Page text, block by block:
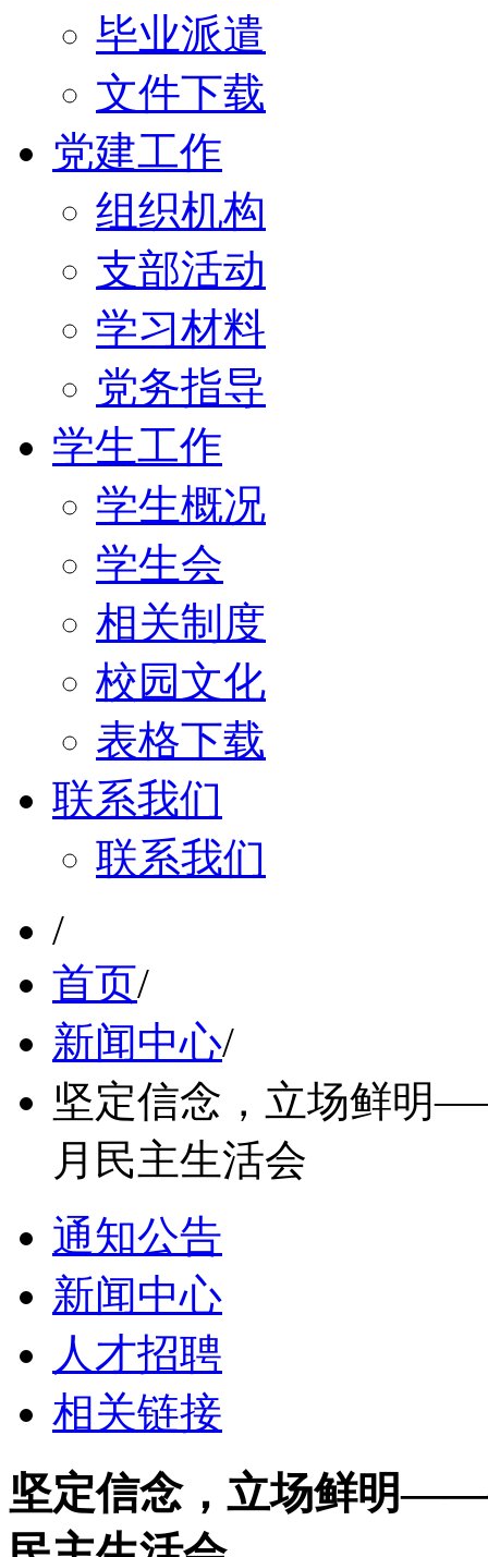
毕业派遣
文件下载
党建工作
组织机构
支部活动
学习材料
党务指导
学生工作
学生概况
学生会
相关制度
校园文化
表格下载
联系我们
联系我们
/
首页/
新闻中心/
坚定信念，立场鲜明
月民主生活会
通知公告
新闻中心
人才招聘
相关链接
坚定信念，立场鲜明——